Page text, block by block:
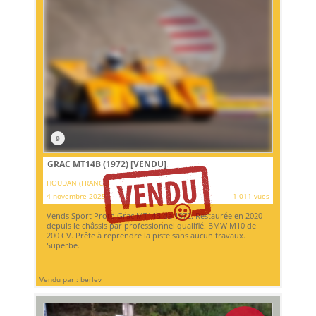
9
GRAC MT14B (1972)[VENDU]
HOUDAN (FRANCE)
4 novembre 2025
1 011 vues
Vends Sport Proto Grac MT14B de 1972. Restaurée en 2020
depuis le châssis par professionnel qualifié. BMW M10 de
200 CV. Prête à reprendre la piste sans aucun travaux.
Superbe.
Vendu par : berlev